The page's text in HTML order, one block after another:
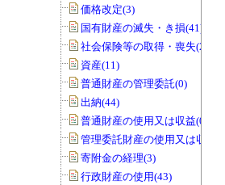
価格改定(3)
国有財産の滅失・き損(41)
社会保険等の取得・喪失(25)
資産(11)
普通財産の管理委託(0)
出納(44)
普通財産の使用又は収益(0)
管理委託財産の使用又は収益(0)
寄附金の経理(3)
行政財産の使用(43)